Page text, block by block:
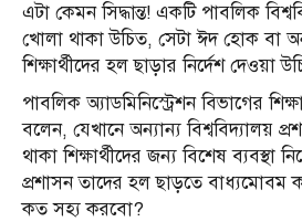
এটা কেমন সিদ্ধান্ত! একটি পাবলিক
খোলা থাকা উচিত, সেটা ঈদ হোক বা
শিক্ষার্থীদের হল ছাড়ার নির্দেশ দেওয়া
পাবলিক অ্যাডমিনিস্ট্রেশন বিভাগের
বলেন, যেখানে অন্যান্য বিশ্ববিদ্যালয়
থাকা শিক্ষার্থীদের জন্য বিশেষ ব্যবস্থা
প্রশাসন তাদের হল ছাড়তে
কত সহ্য করবো?